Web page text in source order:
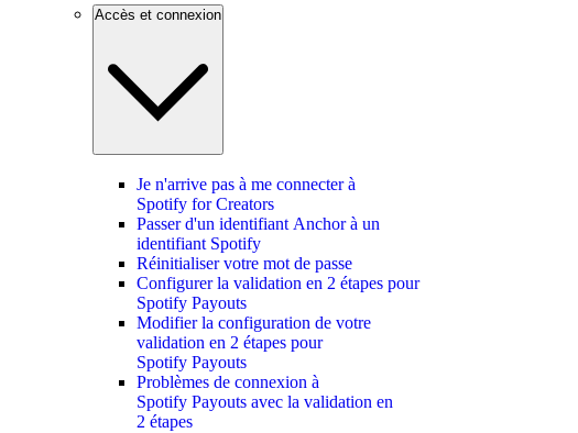
Accès et connexion
Je n'arrive pas à me connecter à
Spotify for Creators
Passer d'un identifiant Anchor à un
identifiant Spotify
Réinitialiser votre mot de passe
Configurer la validation en 2 étapes pour
Spotify Payouts
Modifier la configuration de votre
validation en 2 étapes pour
Spotify Payouts
Problèmes de connexion à
Spotify Payouts avec la validation en
2 étapes